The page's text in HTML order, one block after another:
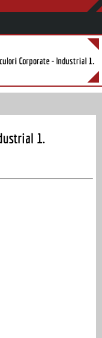
Corporate - Industrial 1.
1.